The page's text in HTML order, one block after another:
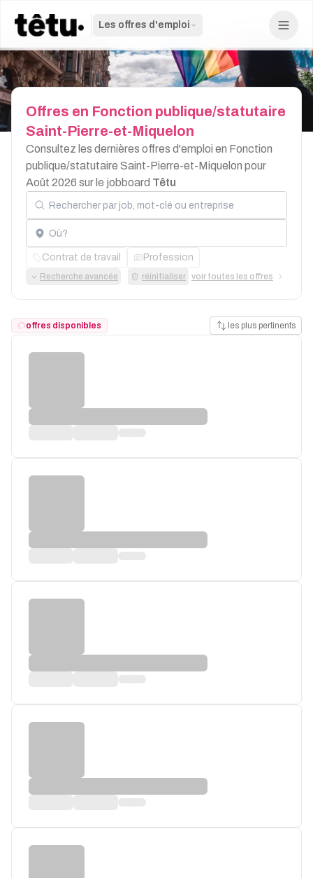
Les offres d'emploi
Offres en Fonction publique/statutaire
Saint-Pierre-et-Miquelon
Consultez les dernières offres d'emploi en Fonction
publique/statutaire Saint-Pierre-et-Miquelon pour
Août 2026 sur le jobboard Têtu
Rechercher par job, mot-clé ou entreprise
Localisation
Contrat de travail Profession
Recherche avancée réinitialiser voir toutes les offres
offres disponibles les plus pertinents